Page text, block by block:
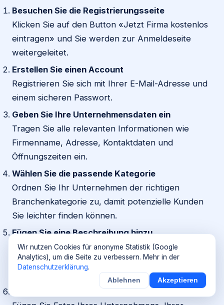
Besuchen Sie die Registrierungsseite
Klicken Sie auf den Button «Jetzt Firma kostenlos
eintragen» und Sie werden zur Anmeldeseite
weitergeleitet.
Erstellen Sie einen Account
Registrieren Sie sich mit Ihrer E-Mail-Adresse und
einem sicheren Passwort.
Geben Sie Ihre Unternehmensdaten ein
Tragen Sie alle relevanten Informationen wie
Firmenname, Adresse, Kontaktdaten und
Öffnungszeiten ein.
Wählen Sie die passende Kategorie
Ordnen Sie Ihr Unternehmen der richtigen
Branchenkategorie zu, damit potenzielle Kunden
Sie leichter finden können.
Fügen Sie eine Beschreibung hinzu
Beschreiben Sie Ihre Dienstleistungen oder
Produkte ausführlich, um Interessenten zu
Wir nutzen Cookies für anonyme Statistik (Google
Analytics), um die Seite zu verbessern. Mehr in der
Datenschutzerklärung.
Ablehnen Akzeptieren